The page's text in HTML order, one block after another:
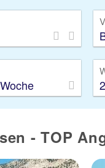
- TOP